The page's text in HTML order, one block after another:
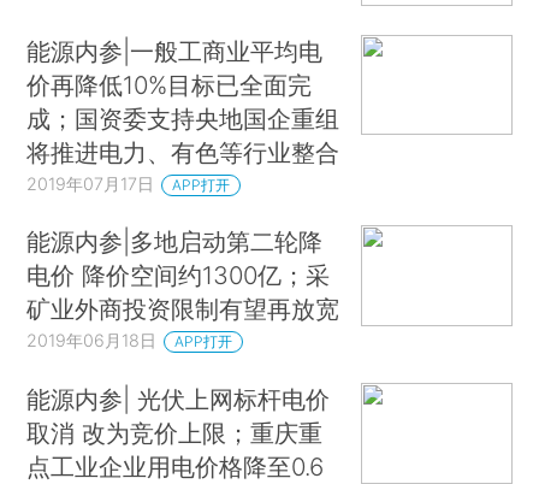
能源内参|一般工商业平均电
价再降低10%目标已全面完
成；国资委支持央地国企重组
将推进电力、有色等行业整合
2019年07月17日 APP打开
能源内参|多地启动第二轮降
电价 降价空间约1300亿；采
矿业外商投资限制有望再放宽
2019年06月18日 APP打开
能源内参| 光伏上网标杆电价
取消 改为竞价上限；重庆重
点工业企业用电价格降至0.6